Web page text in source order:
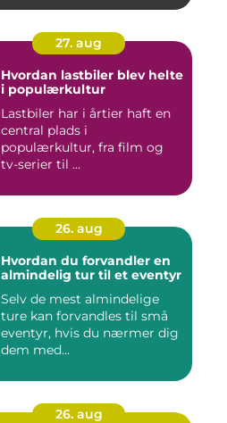
27. aug
Hvordan lastbiler blev helte
i populærkultur
Lastbiler har i årtier haft en
central plads i
populærkultur, fra film og
tv-serier til ...
26. aug
Hvordan du forvandler en
almindelig tur til et eventyr
Selv de mest almindelige
ture kan forvandles til små
eventyr, hvis du nærmer dig
dem med...
26. aug